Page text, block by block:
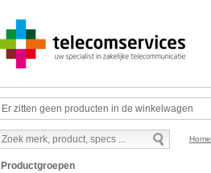
Er zitten geen producten in de winkelwagen
Productgroepen
Home